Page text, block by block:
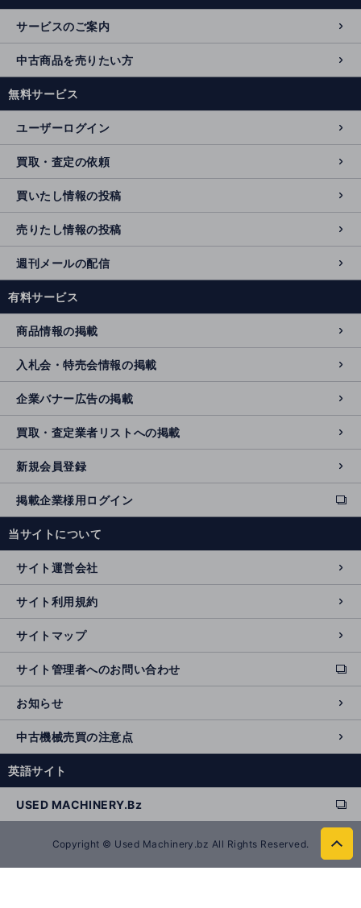
サービスのご案内
中古商品を売りたい方
無料サービス
ユーザーログイン
買取・査定の依頼
買いたし情報の投稿
売りたし情報の投稿
週刊メールの配信
有料サービス
商品情報の掲載
入札会・特売会情報の掲載
企業バナー広告の掲載
買取・査定業者リストへの掲載
新規会員登録
掲載企業様用ログイン
ext
e
n
al
si
t
e
当サイトについて
サイト運営会社
サイト利用規約
サイトマップ
サイト管理者へのお問い合わせ
ext
e
r
n
al
si
e
お知らせ
中古機械売買の注意点
英語サイト
USED MACHINERY.Bz
ext
e
r
n
Copyright © Used Machinery.bz All Rights Reserved.
to
p